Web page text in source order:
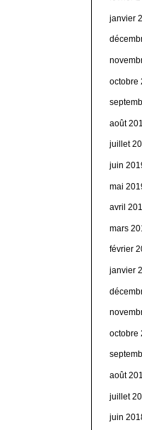
janvier
octobre
août
juillet
juin
mai
avril
mars
février
janvier
octobre
août
juillet
juin